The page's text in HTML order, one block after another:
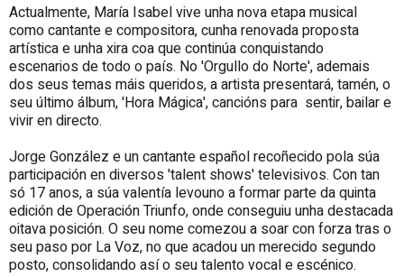
Actualmente, María Isabel vive unha nova etapa musical
como cantante e compositora, cunha renovada proposta
artística e unha xira coa que continúa conquistando
escenarios de todo o país. No 'Orgullo do Norte', ademais
dos seus temas máis queridos, a artista presentará, tamén, o
seu último álbum, 'Hora Mágica', cancións para sentir, bailar e
vivir en directo.
Jorge González e un cantante español recoñecido pola súa
participación en diversos 'talent shows' televisivos. Con tan
só 17 anos, a súa valentía levouno a formar parte da quinta
edición de Operación Triunfo, onde conseguiu unha destacada
oitava posición. O seu nome comezou a soar con forza tras o
seu paso por La Voz, no que acadou un merecido segundo
posto, consolidando así o seu talento vocal e escénico.